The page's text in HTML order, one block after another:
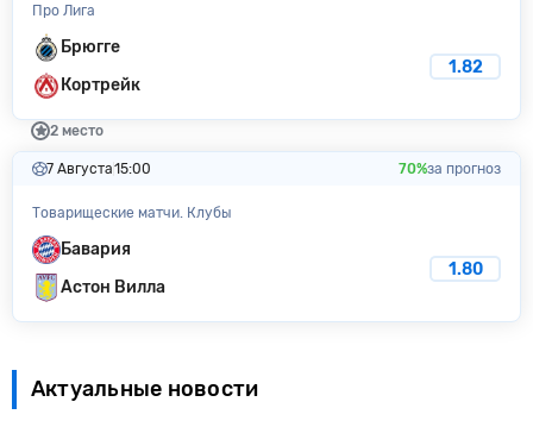
Про Лига
Брюгге
Кортрейк
1.82
2 место
7 Августа15:00 70%за прогноз
Товарищеские матчи. Клубы
Бавария
Астон Вилла
1.80
Актуальные новости